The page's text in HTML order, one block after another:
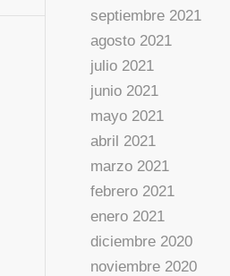
septiembre 2021
agosto 2021
julio 2021
junio 2021
mayo 2021
abril 2021
marzo 2021
febrero 2021
enero 2021
diciembre 2020
noviembre 2020